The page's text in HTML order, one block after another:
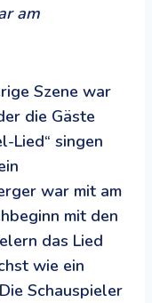
am
Szene war
die Gäste
Lied“ singen
war mit am
mit den
das Lied
wie ein
Schauspieler